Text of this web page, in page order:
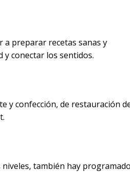
a preparar recetas sanas y
y conectar los sentidos.
y confección, de restauración
también hay